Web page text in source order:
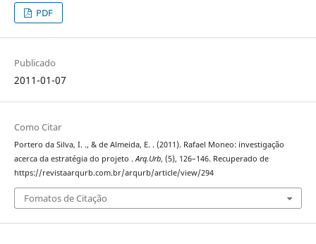
PDF
Publicado
2011-01-07
Como Citar
Portero da Silva, I. ., & de Almeida, E. . (2011). Rafael Moneo: investigação
acerca da estratégia do projeto .Arq.Urb, (5), 126–146. Recuperado de
https://revistaarqurb.com.br/arqurb/article/view/294
Fomatos de Citação